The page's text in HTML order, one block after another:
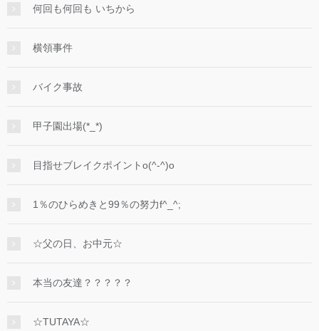
何回も何回も いちから
横領事件
バイク事故
甲子園出場(*_*)
目指せブレイクポイントo(^-^)o
1％のひらめきと99％の努力f^_^;
☆父の日、お中元☆
本当の友達？？？？？
☆TUTAYA☆